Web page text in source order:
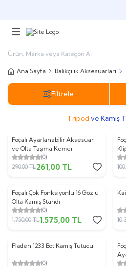
Ana Sayfa Balıkçılık Aksesuarları
Filtrele
Tripod ve Kamış
%10
Foçalı Ayarlanabilir Aksesuar
ve Olta Taşıma Kemeri
(0)
290,00TL261,00 TL
%
%10
Foçalı Çok Fonksiyonlu 16 Gözlü
Olta Kamış Standı
(0)
1.750,00TL1.575,00 TL
%
%10
Fladen 1233 Bot Kamış Tutucu
(0)